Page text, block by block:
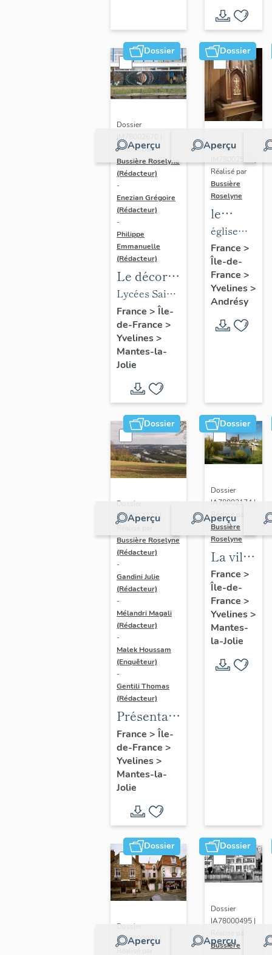
Dossier
Aperçu
Dossier
IM78002670 |
Réalisé par
Bussière Roselyne
(Rédacteur)
-
Enezian Grégoire
(Rédacteur)
-
Philippe
Emmanuelle
(Rédacteur)
Le décor
des lycées
de Mantes
Lycées Saint-
Exupéry et
Jean Rostand
France > Île-
de-France >
Yvelines>
Mantes-la-
Jolie
Dossier
Aperçu
Dossier
Réalisé par
Bussière
Roselyne
le
mobilier
de
l'église
Saint-
Germain-
de-
Paris
église
paroissiale
Saint-
Germain
France >
Île-de-
France >
Yvelines>
Andrésy
Dossier
Aperçu
Dossier
IA78002272 |
Bussière Roselyne
(Rédacteur)
-
Gandini Julie
(Rédacteur)
-
Mélandri Magali
(Rédacteur)
-
Malek Houssam
(Enquêteur)
-
Gentili Thomas
(Rédacteur)
Présentation
de l'étude
France > Île-
de-France >
Yvelines>
Mantes-la-
Jolie
Dossier
Aperçu
Dossier
IA78002174 |
Réalisé par
Bussière
Roselyne
La ville
de
Mantes-
la-Jolie
France >
Île-de-
France >
Yvelines>
Mantes-
la-Jolie
Dossier
Aperçu
Dossier
IA78000985 |
Dossier
Aperçu
Dossier
IA78000495 |
Bussière